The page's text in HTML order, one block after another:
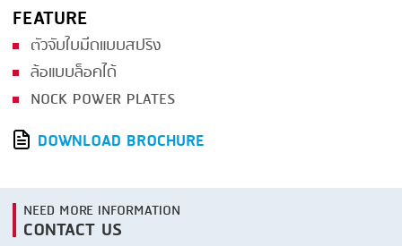
FEATURE
ตัวจับใบมีดแบบสปริง
ล้อแบบล็อคได้
NOCK POWER PLATES
DOWNLOAD BROCHURE
NEED MORE INFORMATION
CONTACT US